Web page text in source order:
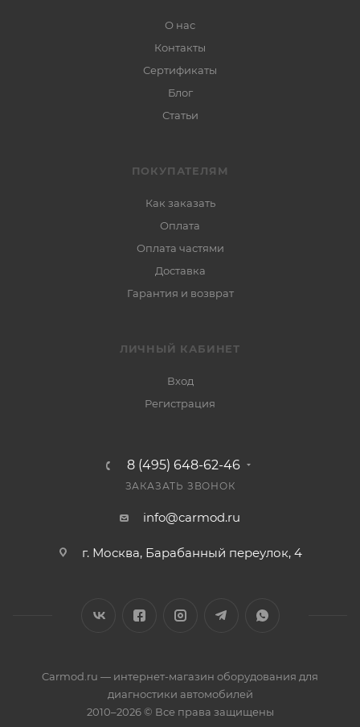
О нас
Контакты
Сертификаты
Блог
Статьи
ПОКУПАТЕЛЯМ
Как заказать
Оплата
Оплата частями
Доставка
Гарантия и возврат
ЛИЧНЫЙ КАБИНЕТ
Вход
Регистрация
8 (495) 648-62-46
ЗАКАЗАТЬ ЗВОНОК
info@carmod.ru
г. Москва, Барабанный переулок, 4
Carmod.ru — интернет-магазин оборудования для
диагностики автомобилей
2010–2026 © Все права защищены